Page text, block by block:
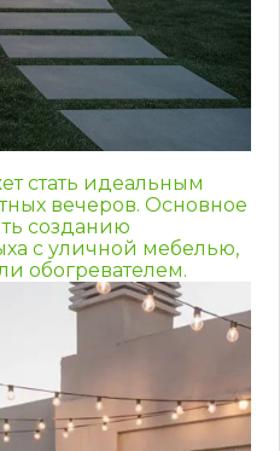
стать идеальным
вечеров. Основное
созданию
с уличной мебелью,
обогревателем.